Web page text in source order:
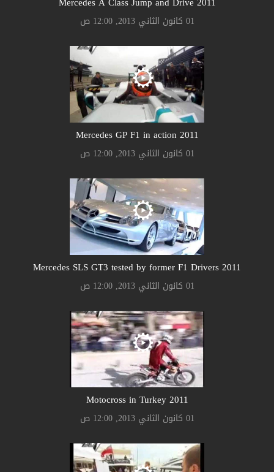
01 كانون الثاني 2013, 12:00 ص
2011 Mercedes GP F1 in action
01 كانون الثاني 2013, 12:00 ص
2011 Mercedes SLS GT3 tested by former F1 Drivers
01 كانون الثاني 2013, 12:00 ص
2011 Motocross in Turkey
01 كانون الثاني 2013, 12:00 ص